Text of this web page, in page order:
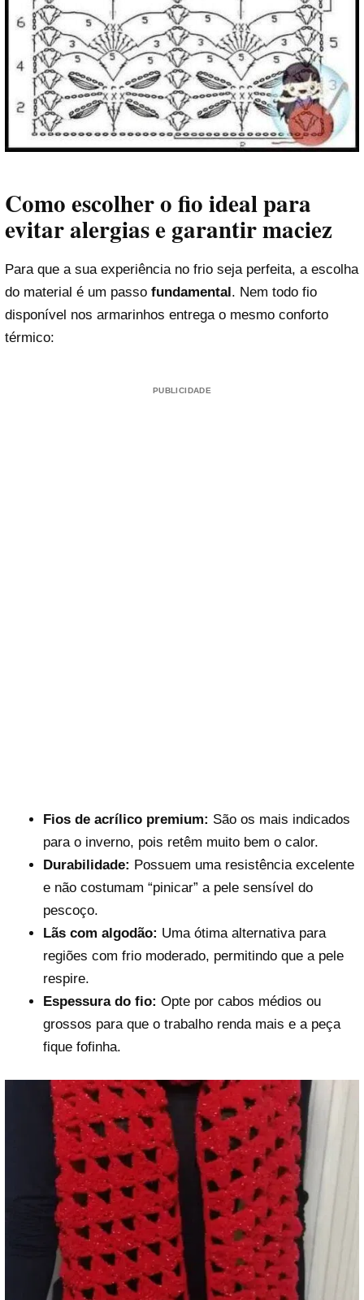
Como escolher o fio ideal para
evitar alergias e garantir maciez
Para que a sua experiência no frio seja perfeita, a escolha
do material é um passo fundamental . Nem todo fio
disponível nos armarinhos entrega o mesmo conforto
térmico:
PUBLICIDADE
Fios de acrílico premium: São os mais indicados
para o inverno, pois retêm muito bem o calor.
Durabilidade: Possuem uma resistência excelente
e não costumam “pinicar” a pele sensível do
pescoço.
Lãs com algodão: Uma ótima alternativa para
regiões com frio moderado, permitindo que a pele
respire.
Espessura do fio: Opte por cabos médios ou
grossos para que o trabalho renda mais e a peça
fique fofinha.